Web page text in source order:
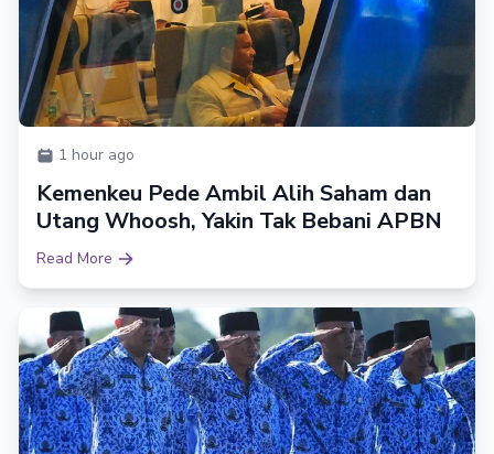
1 hour ago
Kemenkeu Pede Ambil Alih Saham dan
Utang Whoosh, Yakin Tak Bebani APBN
Read More